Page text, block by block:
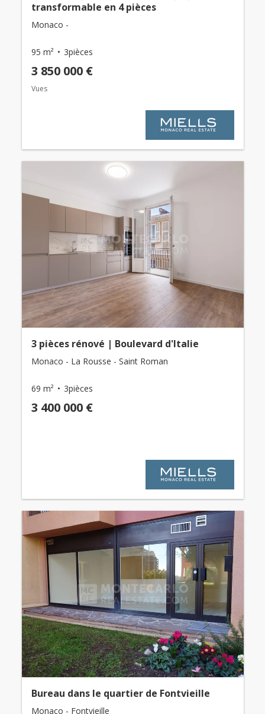
transformable en 4 pièces
Monaco -
95 m² 3pièces
3 850 000 €
Vues
3 pièces rénové | Boulevard d'Italie
Monaco - La Rousse - Saint Roman
69 m² 3pièces
3 400 000 €
Bureau dans le quartier de Fontvieille
Monaco - Fontvieille